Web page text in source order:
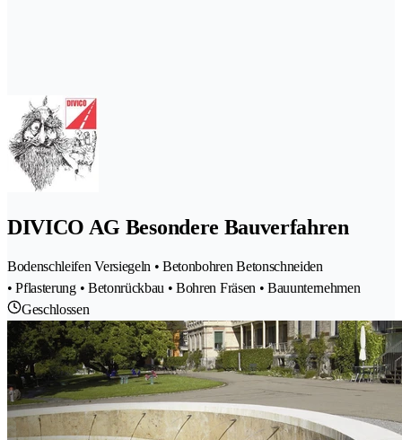
DIVICO AG Besondere Bauverfahren
Bodenschleifen Versiegeln • Betonbohren Betonschneiden
• Pflasterung • Betonrückbau • Bohren Fräsen • Bauunternehmen
Geschlossen